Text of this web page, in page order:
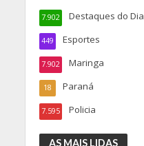
Destaques do Dia
7.902
Esportes
449
Maringa
7.902
Paraná
18
Policia
7.595
AS MAIS LIDAS